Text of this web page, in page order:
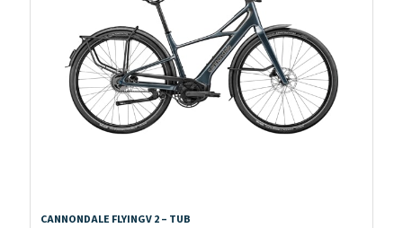
CANNONDALE FLYINGV 2 – TUB